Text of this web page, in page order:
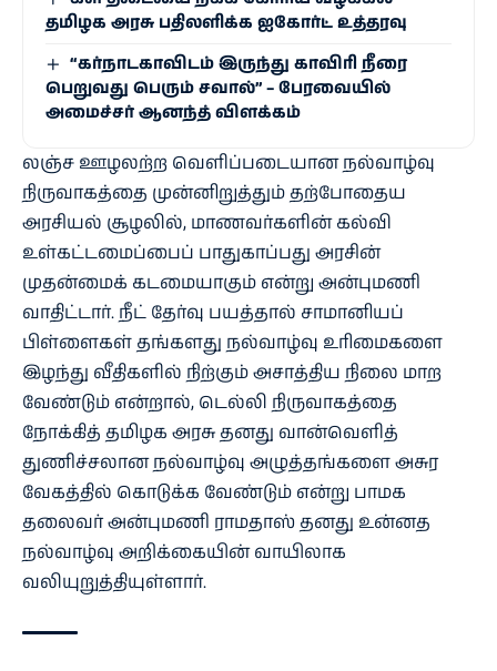
தமிழக அரசு பதிலளிக்க ஐகோர்ட் உத்தரவு
“கர்நாடகாவிடம் இருந்து காவிரி நீரை
பெறுவது பெரும் சவால்” – பேரவையில்
அமைச்சர் ஆனந்த் விளக்கம்
லஞ்ச ஊழலற்ற வெளிப்படையான நல்வாழ்வு
நிருவாகத்தை முன்னிறுத்தும் தற்போதைய
அரசியல் சூழலில், மாணவர்களின் கல்வி
உள்கட்டமைப்பைப் பாதுகாப்பது அரசின்
முதன்மைக் கடமையாகும் என்று அன்புமணி
வாதிட்டார். நீட் தேர்வு பயத்தால் சாமானியப்
பிள்ளைகள் தங்களது நல்வாழ்வு உரிமைகளை
இழந்து வீதிகளில் நிற்கும் அசாத்திய நிலை மாற
வேண்டும் என்றால், டெல்லி நிருவாகத்தை
நோக்கித் தமிழக அரசு தனது வான்வெளித்
துணிச்சலான நல்வாழ்வு அழுத்தங்களை அசுர
வேகத்தில் கொடுக்க வேண்டும் என்று பாமக
தலைவர் அன்புமணி ராமதாஸ் தனது உன்னத
நல்வாழ்வு அறிக்கையின் வாயிலாக
வலியுறுத்தியுள்ளார்.